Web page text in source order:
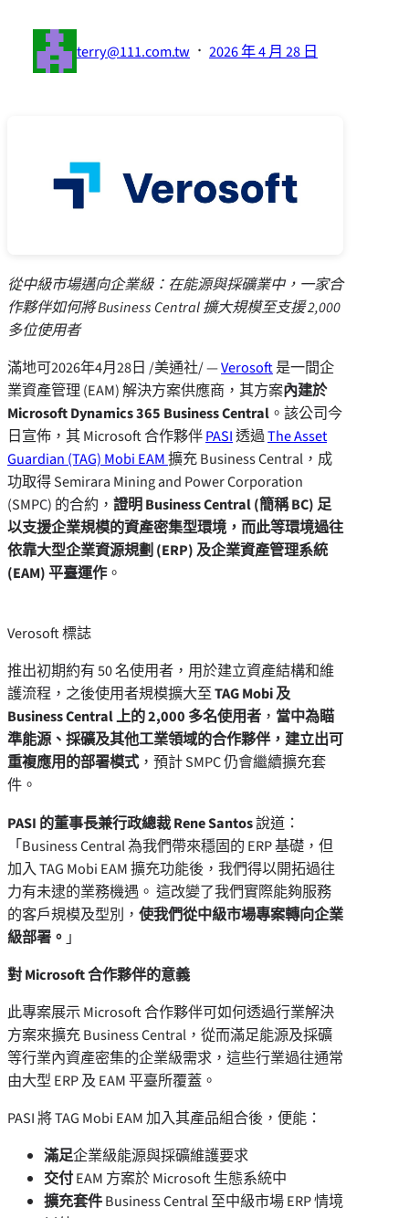
terry@111.com.tw · 2026 年 4 月 28 日
從中級市場邁向企業級：在能源與採礦業中，一家合
作夥伴如何將 Business Central 擴大規模至支援 2,000
多位使用者
滿地可2026年4月28日 /美通社/ —Verosoft是一間企
業資產管理 (EAM) 解決方案供應商，其方案內建於
Microsoft Dynamics 365 Business Central 。該公司今
日宣佈，其 Microsoft 合作夥伴PASI透過The Asset
Guardian (TAG) Mobi EAM擴充 Business Central，成
功取得 Semirara Mining and Power Corporation
(SMPC) 的合約， 證明 Business Central (簡稱 BC) 足
以支援企業規模的資產密集型環境，而此等環境過往
依靠大型企業資源規劃 (ERP) 及企業資產管理系統
(EAM) 平臺運作。
Verosoft 標誌
推出初期約有 50 名使用者，用於建立資產結構和維
護流程，之後使用者規模擴大至TAG Mobi 及
Business Central 上的 2,000 多名使用者 ， 當中為瞄
準能源、採礦及其他工業領域的合作夥伴，建立出可
重複應用的部署模式，預計 SMPC 仍會繼續擴充套
件。
PASI 的董事長兼行政總裁 Rene Santos說道：
「Business Central 為我們帶來穩固的 ERP 基礎，但
加入 TAG Mobi EAM 擴充功能後，我們得以開拓過往
力有未逮的業務機遇。 這改變了我們實際能夠服務
的客戶規模及型別， 使我們從中級市場專案轉向企業
級部署。 」
對 Microsoft 合作夥伴的意義
此專案展示 Microsoft 合作夥伴可如何透過行業解決
方案來擴充 Business Central，從而滿足能源及採礦
等行業內資產密集的企業級需求，這些行業過往通常
由大型 ERP 及 EAM 平臺所覆蓋。
PASI 將 TAG Mobi EAM 加入其產品組合後，便能：
滿足企業級能源與採礦維護要求
交付EAM 方案於 Microsoft 生態系統中
擴充套件Business Central 至中級市場 ERP 情境